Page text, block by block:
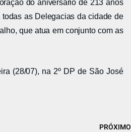
do aniversário de 213 anos
as Delegacias da cidade de
que atua em conjunto com as
(28/07), na 2º DP de São José
PRÓXIMO